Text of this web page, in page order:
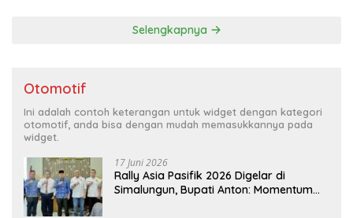
Selengkapnya
Otomotif
Ini adalah contoh keterangan untuk widget dengan kategori
otomotif, anda bisa dengan mudah memasukkannya pada
widget.
17 Juni 2026
Rally Asia Pasifik 2026 Digelar di
Simalungun, Bupati Anton: Momentum